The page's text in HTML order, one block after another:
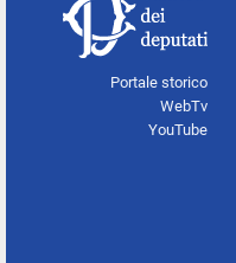
Portale storico
WebTv
YouTube